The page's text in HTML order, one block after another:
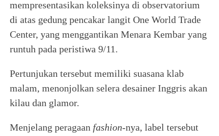
mempresentasikan koleksinya di observatorium
di atas gedung pencakar langit One World Trade
Center, yang menggantikan Menara Kembar yang
runtuh pada peristiwa 9/11.
Pertunjukan tersebut memiliki suasana klab
malam, menonjolkan selera desainer Inggris akan
kilau dan glamor.
Menjelang peragaan fashion-nya, label tersebut